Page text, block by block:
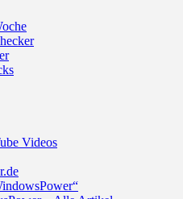
Videos